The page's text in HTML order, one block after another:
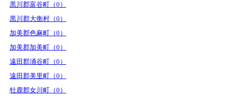
黒川郡富谷町（0）
黒川郡大衡村（0）
加美郡色麻町（0）
加美郡加美町（0）
遠田郡涌谷町（0）
遠田郡美里町（0）
牡鹿郡女川町（0）